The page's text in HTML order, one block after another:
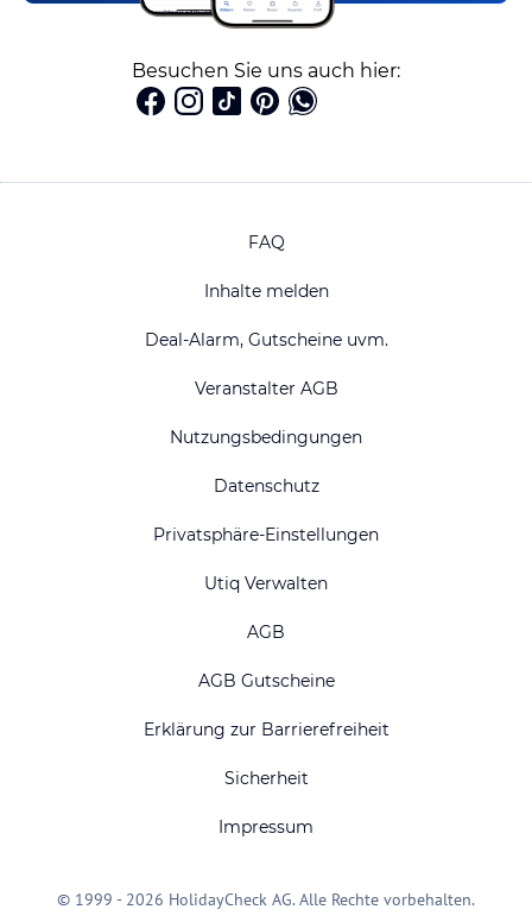
Besuchen Sie uns auch hier:
FAQ
Inhalte melden
Deal-Alarm, Gutscheine uvm.
Veranstalter AGB
Nutzungsbedingungen
Datenschutz
Privatsphäre-Einstellungen
Utiq Verwalten
AGB
AGB Gutscheine
Erklärung zur Barrierefreiheit
Sicherheit
Impressum
© 1999 - 2026 HolidayCheck AG. Alle Rechte vorbehalten.